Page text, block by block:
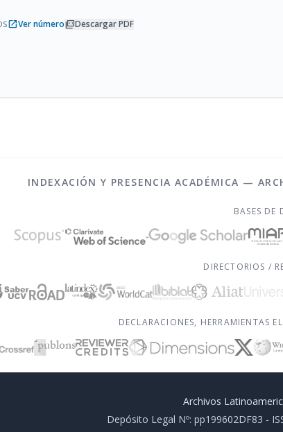
open_in_newVer númeropicture_as_pdfDescargar PDF
INDEXACIÓN Y PRESENCIA ACADÉMICA —
BASES DE
DIRECTORIOS /
DECLARACIONES, HERRAMIENTAS
Archivos
Depósito Legal Nº: pp199602DF83 -